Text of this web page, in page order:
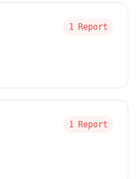
1 Report
1 Report